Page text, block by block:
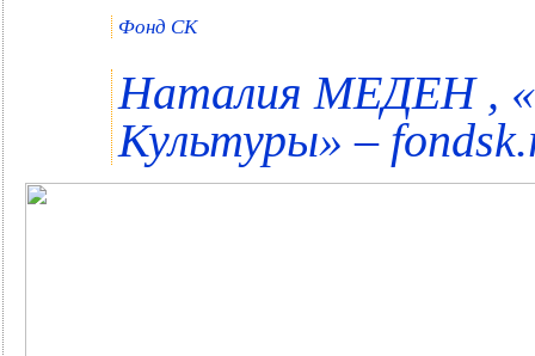
Фонд СК
Наталия МЕДЕН ,
Культуры» –